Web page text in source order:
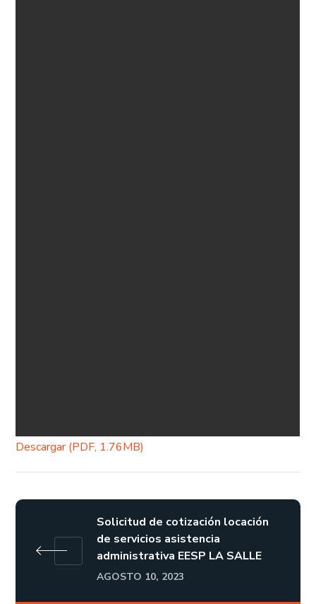
Descargar (PDF, 1.76MB)
Solicitud de cotización locación
de servicios asistencia
administrativa EESP LA SALLE
AGOSTO 10, 2023